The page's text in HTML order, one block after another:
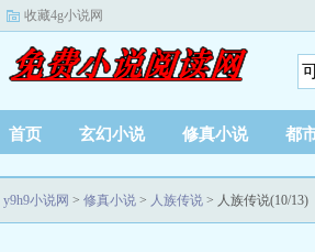
收藏4g小说网
首页 玄幻小说 修真小说 都
y9h9小说网 > 修真小说 > 人族传说 > 人族传说(10/13)